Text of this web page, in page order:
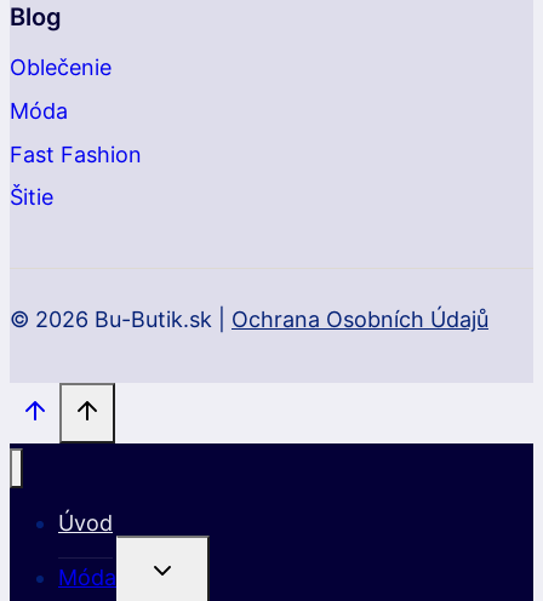
Blog
Oblečenie
Móda
Fast Fashion
Šitie
© 2026 Bu-Butik.sk | Ochrana Osobních Údajů
Úvod
Móda
Toggle